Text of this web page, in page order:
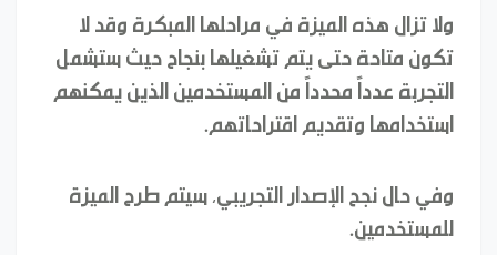
ولا تزال هذه الميزة في مراحلها المبكرة وقد لا
تكون متاحة حتى يتم تشغيلها بنجاح حيث ستشمل
التجربة عدداً محدداً من المستخدمين الذين يمكنهم
استخدامها وتقديم اقتراحاتهم.
وفي حال نجح الإصدار التجريبي، سيتم طرح الميزة
للمستخدمين.